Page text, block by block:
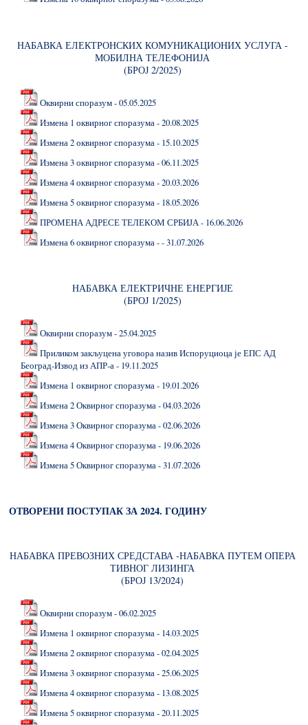
НАБАВКА ЕЛЕКТРОНСКИХ КОМУНИКАЦИОНИХ УСЛУГА -
МОБИЛНА ТЕЛЕФОНИЈА
(БРОЈ 2/2025)
Оквирни споразум - 05.05.2025
Измена 1 оквирног споразума - 20.08.2025
Измена 2 оквирног споразума - 15.10.2025
Измена 3 оквирног споразума - 06.11.2025
Измена 4 оквирног споразума - 20.03.2026
Измена 5 оквирног споразума - 18.05.2026
ПРОМЕНА АДРЕСЕ ТЕЛЕКОМ СРБИЈА - 16.06.2026
Измена 6 оквирног споразума - - 31.07.2026
НАБАВКА ЕЛЕКТРИЧНЕ ЕНЕРГИЈЕ
(БРОЈ 1/2025)
Оквирни споразум - 25.04.2025
Приликом закљуцена уговора назив Испоруциоца је ЕПС АД
Београд-Извод из АПР-а - 19.11.2025
Измена 1 оквирног споразума - 19.01.2026
Измена 2 Оквирног споразума - 04.03.2026
Измена 3 Оквирног споразума - 02.06.2026
Измена 4 Оквирног споразума - 19.06.2026
Измена 5 Оквирног споразума - 31.07.2026
ОТВОРЕНИ ПОСТУПАК ЗА 2024. ГОДИНУ
НАБАВКА ПРЕВОЗНИХ СРЕДСТАВА -НАБАВКА ПУТЕМ ОПЕРА
ТИВНОГ ЛИЗИНГА
(БРОЈ 13/2024)
Оквирни споразум - 06.02.2025
Измена 1 оквирног споразума - 14.03.2025
Измена 2 оквирног споразума - 02.04.2025
Измена 3 оквирног споразума - 25.06.2025
Измена 4 оквирног споразума - 13.08.2025
Измена 5 оквирног споразума - 20.11.2025